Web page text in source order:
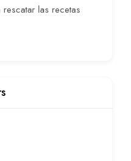
las recetas